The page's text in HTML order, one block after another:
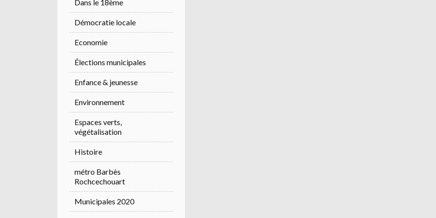
Dans le 18ème
Démocratie locale
Economie
Élections municipales
Enfance & jeunesse
Environnement
Espaces verts,
végétalisation
Histoire
métro Barbès
Rochcechouart
Municipales 2020